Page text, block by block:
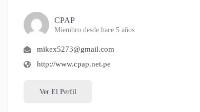
CPAP
Miembro desde hace 5 años
mikex5273@gmail.com
http://www.cpap.net.pe
Ver El Perfil